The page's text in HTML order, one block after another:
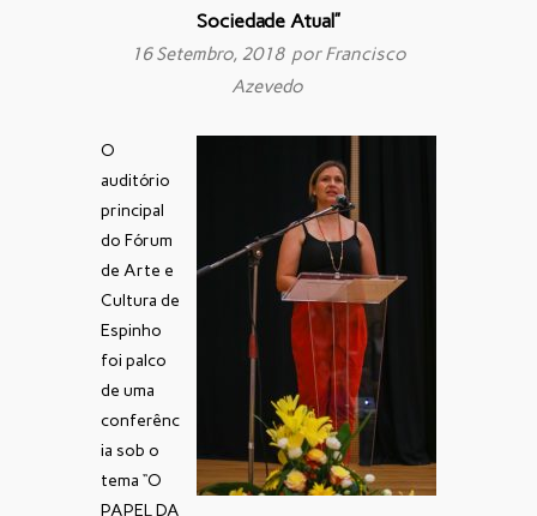
Sociedade Atual”
16 Setembro, 2018 porFrancisco
Azevedo
O
auditório
principal
do Fórum
de Arte e
Cultura de
Espinho
foi palco
de uma
conferênc
ia sob o
tema “O
PAPEL DA